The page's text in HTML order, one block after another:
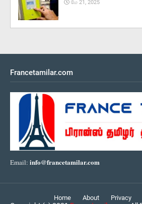
மே 21, 2025
Francetamilar.com
Email: info@francetamilar.com
Home About Privacy